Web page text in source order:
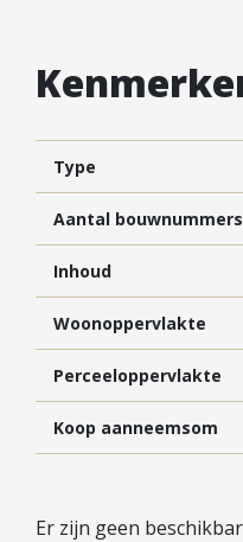
Vestiging Houten
Vestiging Utrecht
Vestiging Maarssen
Inloggen MOVE
Type
Aantal bouwnummers
Inhoud
Woonoppervlakte
Perceeloppervlakte
Koop aanneemsom
Er zijn geen